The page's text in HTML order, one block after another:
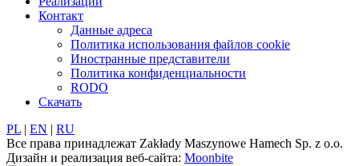
Контакт
Данные адреса
Политика использования файлов cookie
Иностранные представители
Политика конфиденциальности
RODO
Скачать
PL | EN | RU
Все права принадлежат Zakłady Maszynowe Hamech Sp. z o.o.
Дизайн и реализация веб-сайта: Moonbite